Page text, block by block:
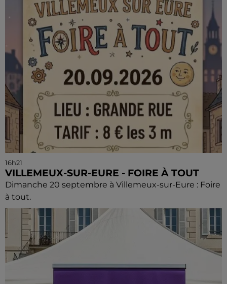
16h21
VILLEMEUX-SUR-EURE - FOIRE À TOUT
Dimanche 20 septembre à Villemeux-sur-Eure : Foire
à tout.